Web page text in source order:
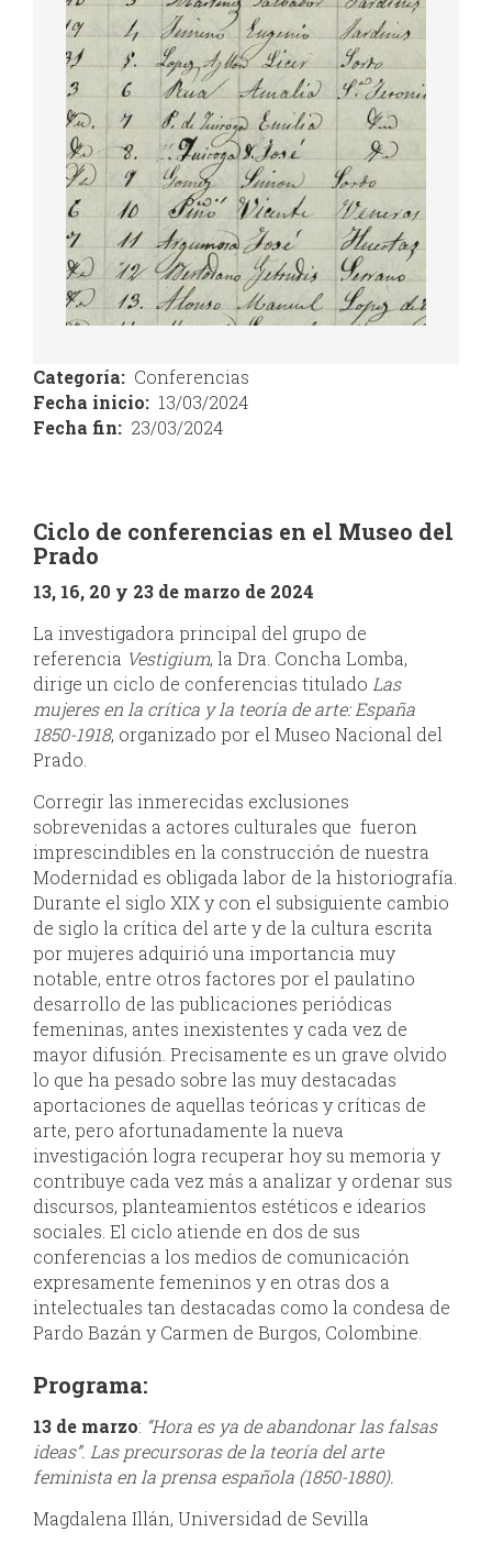
Categoría
Conferencias
Fecha inicio
13/03/2024
Fecha fin
23/03/2024
Ciclo de conferencias en el Museo del
Prado
13, 16, 20 y 23 de marzo de 2024
La investigadora principal del grupo de
referencia Vestigium, la Dra. Concha Lomba,
dirige un ciclo de conferencias titulado Las
mujeres en la crítica y la teoría de arte: España
1850-1918, organizado por el Museo Nacional del
Prado.
Corregir las inmerecidas exclusiones
sobrevenidas a actores culturales que fueron
imprescindibles en la construcción de nuestra
Modernidad es obligada labor de la historiografía.
Durante el siglo XIX y con el subsiguiente cambio
de siglo la crítica del arte y de la cultura escrita
por mujeres adquirió una importancia muy
notable, entre otros factores por el paulatino
desarrollo de las publicaciones periódicas
femeninas, antes inexistentes y cada vez de
mayor difusión. Precisamente es un grave olvido
lo que ha pesado sobre las muy destacadas
aportaciones de aquellas teóricas y críticas de
arte, pero afortunadamente la nueva
investigación logra recuperar hoy su memoria y
contribuye cada vez más a analizar y ordenar sus
discursos, planteamientos estéticos e idearios
sociales. El ciclo atiende en dos de sus
conferencias a los medios de comunicación
expresamente femeninos y en otras dos a
intelectuales tan destacadas como la condesa de
Pardo Bazán y Carmen de Burgos, Colombine.
Programa:
13 de marzo: “Hora es ya de abandonar las falsas
ideas”. Las precursoras de la teoría del arte
feminista en la prensa española (1850-1880).
Magdalena Illán, Universidad de Sevilla